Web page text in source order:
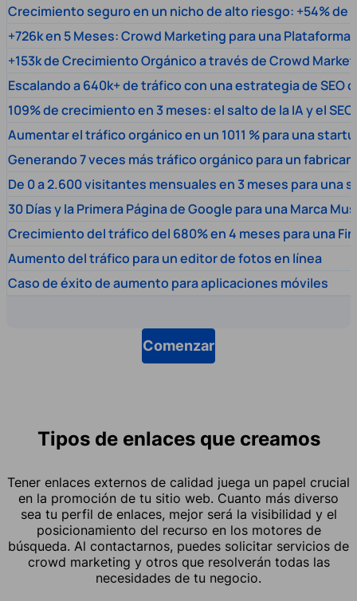
Crecimiento seguro en un nicho de alto riesgo: +54% de
+726k en 5 Meses: Crowd Marketing para una
+153k de Crecimiento Orgánico a través de Crowd
Escalando a 640k+ de tráfico con una estrategia de SEO
109% de crecimiento en 3 meses: el salto de la IA y el SEO
Aumentar el tráfico orgánico en un 1011 % para una
Generando 7 veces más tráfico orgánico para un
De 0 a 2.600 visitantes mensuales en 3 meses para una
30 Días y la Primera Página de Google para una Marca
Crecimiento del tráfico del 680% en 4 meses para una
Aumento del tráfico para un editor de fotos en línea
Caso de éxito de aumento para aplicaciones móviles
Comenzar
Tipos de enlaces que creamos
Tener enlaces externos de calidad juega un papel crucial
en la promoción de tu sitio web. Cuanto más diverso
sea tu perfil de enlaces, mejor será la visibilidad y el
posicionamiento del recurso en los motores de
búsqueda. Al contactarnos, puedes solicitar servicios de
crowd marketing y otros que resolverán todas las
necesidades de tu negocio.